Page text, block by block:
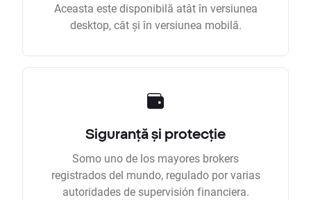
Aceasta este disponibilă atât în versiunea
desktop, cât și în versiunea mobilă.
Siguranță și protecție
Somo uno de los mayores brokers
registrados del mundo, regulado por varias
autoridades de supervisión financiera.